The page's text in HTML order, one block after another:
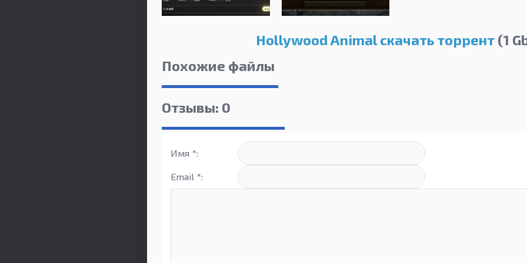
Hollywood Animal скачать торрент (1
Похожие файлы
Отзывы: 0
Имя *:
Email *: